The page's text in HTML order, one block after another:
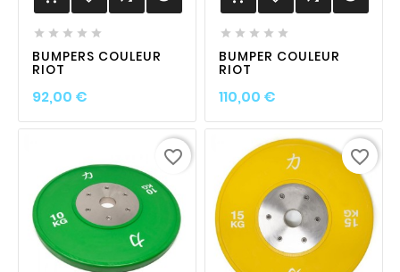
    
BUMPERS COULEUR
RIOT
92,00 €Prix
    
BUMPER COULEUR
RIOT
110,00 €Prix
favorite_border favorite_border